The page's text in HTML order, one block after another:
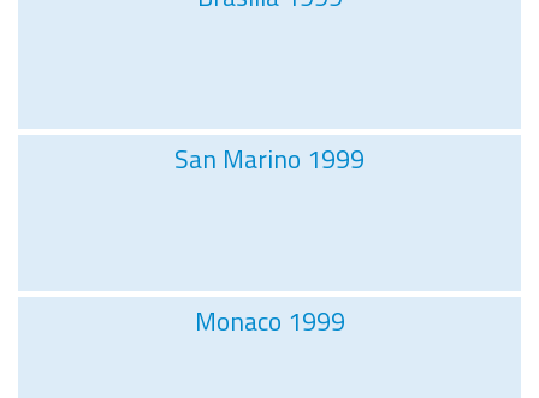
San Marino 1999
Monaco 1999